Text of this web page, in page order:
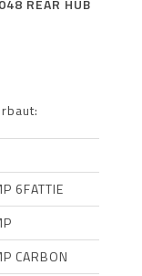
6FATTIE
CARBON